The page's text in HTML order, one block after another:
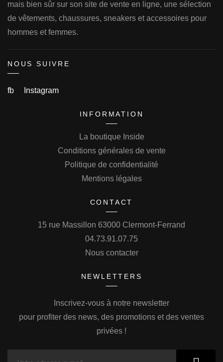
mais bien sûr sur son site de vente en ligne, une sélection
de vêtements, chaussures, sneakers et accessoires pour
hommes et femmes.
NOUS SUIVRE
fb Instagram
INFORMATION
La boutique Inside
Conditions générales de vente
Politique de confidentialité
Mentions légales
CONTACT
15 rue Massillon 63000 Clermont-Ferrand
04.73.91.07.75
Nous contacter
NEWLETTERS
Inscrivez-vous à notre newsletter
pour profiter des news, des promotions et des ventes
privées !